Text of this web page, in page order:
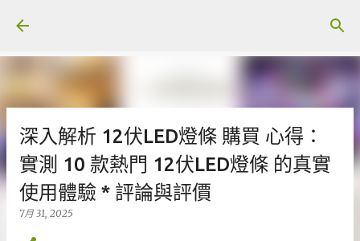
深入解析 12伏LED燈條 購買 心得：
實測 10 款熱門 12伏LED燈條 的真實
使用體驗 * 評論與評價
7月 31, 2025